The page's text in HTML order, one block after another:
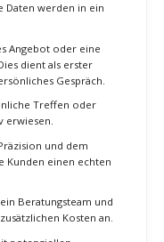
Strategien, die auf die
abgestimmt sind.
oder
haben die passende
Online-Werbung zu